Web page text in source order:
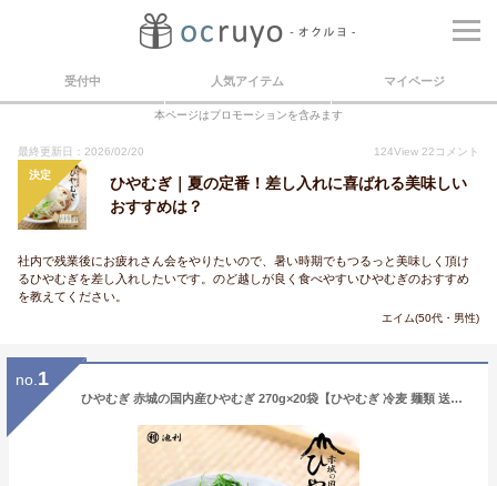
受付中 人気アイテム マイページ
本ページはプロモーションを含みます
最終更新日：2026/02/20 124View 22 コメント
決定
ひやむぎ｜夏の定番！差し入れに喜ばれる美味しい
おすすめは？
社内で残業後にお疲れさん会をやりたいので、暑い時期でもつるっと美味しく頂け
るひやむぎを差し入れしたいです。のど越しが良く食べやすいひやむぎのおすすめ
を教えてください。
エイム(50代・男性)
no. 1
ひやむぎ 赤城の国内産ひやむぎ 270g×20袋【ひやむぎ 冷麦 麺類 送料無料】【北海道産小麦100％使用 業務用 お徳用 ケース 通販 販売 お取り寄せ】